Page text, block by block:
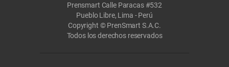
Prensmart Calle Paracas #532
Pueblo Libre, Lima - Perú
Copyright © PrenSmart S.A.C.
Todos los derechos reservados